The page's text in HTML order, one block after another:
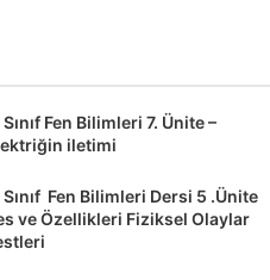
Fen Bilimleri 7. Ünite –
iletimi
Sınıf Fen Bilimleri Dersi 5 .Ünite
ve Özellikleri Fiziksel Olaylar